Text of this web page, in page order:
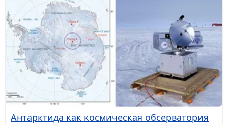
Антарктида как космическая обсерватория